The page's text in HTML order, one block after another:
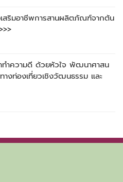
สริมอาชีพการสานผลิตภัณฑ์จากต้น
ทำความดี ด้วยหัวใจ พัฒนาศาสน
างท่องเที่ยวเชิงวัฒนธรรม และ